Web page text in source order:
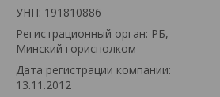
УНП: 191810886
Регистрационный орган: РБ,
Минский горисполком
Дата регистрации компании:
13.11.2012